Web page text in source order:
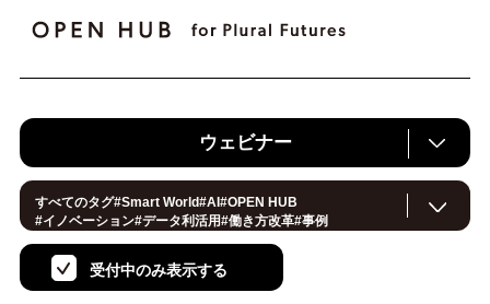
ウェビナー
すべてのタグ#Smart World#AI#OPEN HUB
#イノベーション#データ利活用#働き方改革#事例
環境・エネルギー IoT#
スマートシティ
地方創生#製造#小売・流通# ロボティクス
#デジタルツイン#5G#スマートファクトリー
受付中のみ表示する